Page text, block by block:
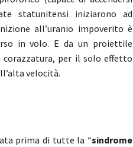
statunitensi iniziarono ad
all’uranio impoverito è
in volo. E da un proiettile
per il solo effetto
velocità.
prima di tutte la “sindrome